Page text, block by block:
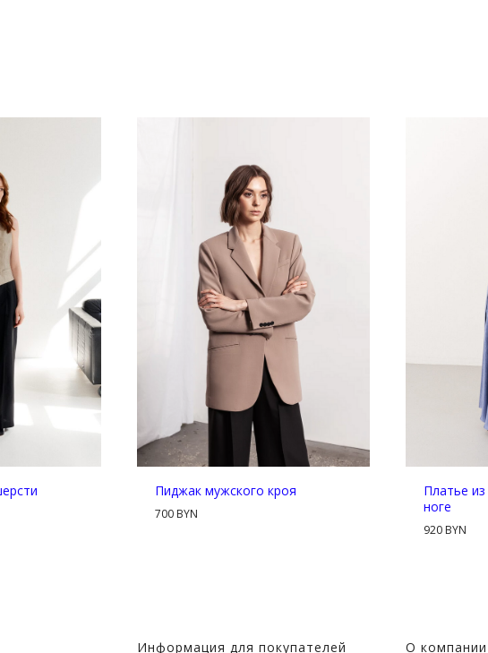
Пиджак мужского кроя
700 BYN
Платье
ноге
920 BYN
Информация для покупателей О компании